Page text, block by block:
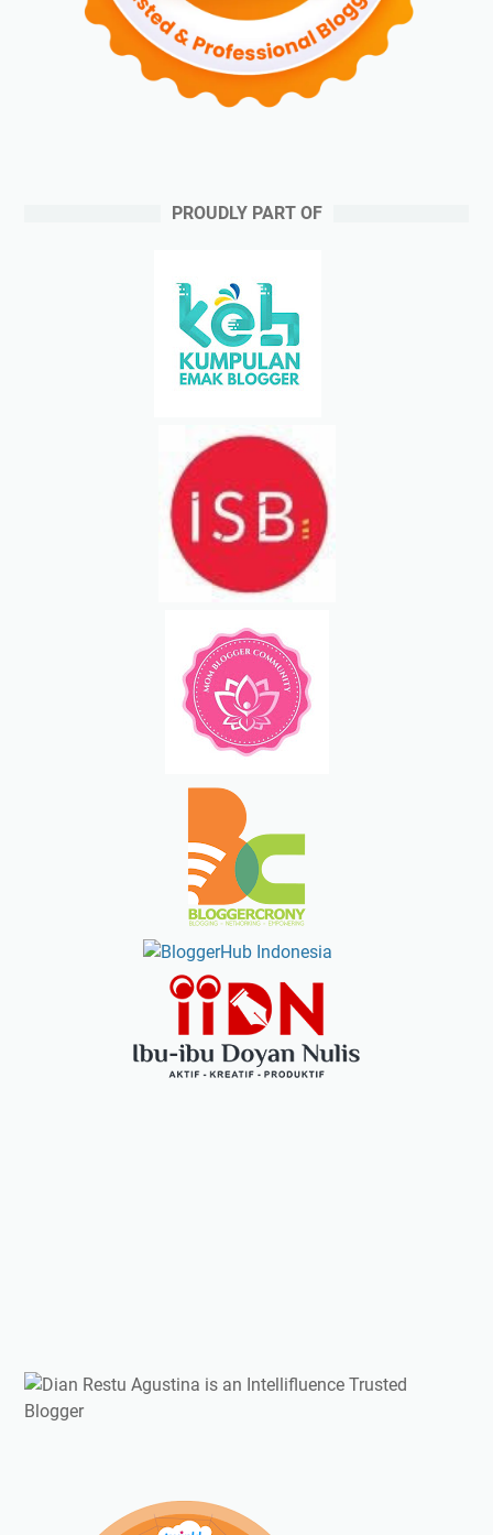
PROUDLY PART OF